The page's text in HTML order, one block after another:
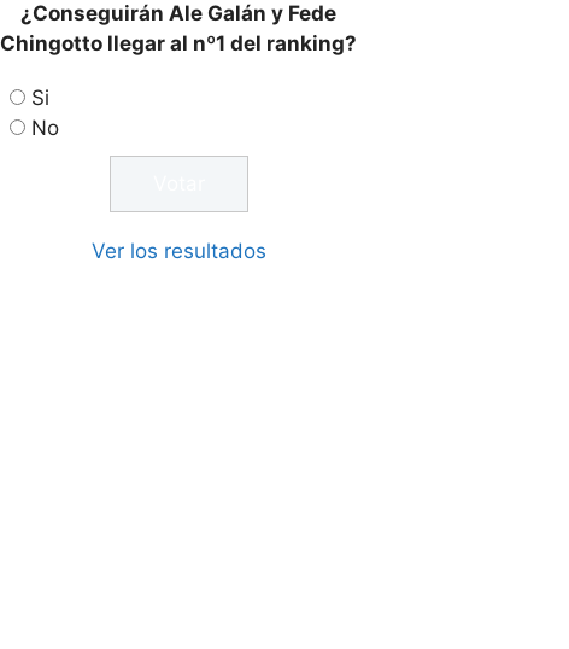
¿Conseguirán Ale Galán y Fede
Chingotto llegar al nº1 del ranking?
Si
No
Ver los resultados